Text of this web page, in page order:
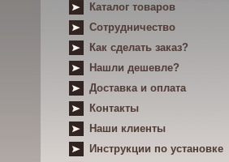
Каталог товаров
Сотрудничество
Как сделать заказ?
Нашли дешевле?
Доставка и оплата
Контакты
Наши клиенты
Инструкции по установке